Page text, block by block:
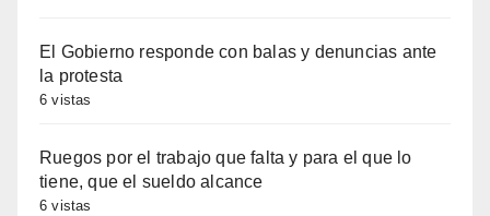
El Gobierno responde con balas y denuncias ante
la protesta
6 vistas
Ruegos por el trabajo que falta y para el que lo
tiene, que el sueldo alcance
6 vistas